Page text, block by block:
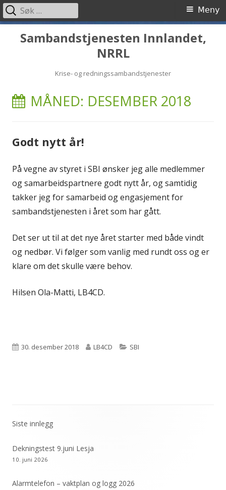
Sambandstjenesten Innlandet,
NRRL
Krise- og redningssambandstjenester
Primærmeny Meny
Søk
etter:
MÅNED: DESEMBER 2018
Godt nytt år!
På vegne av styret i SBI ønsker jeg alle medlemmer
og samarbeidspartnere godt nytt år, og samtidig
takker jeg for samarbeid og engasjement for
sambandstjenesten i året som har gått.
Det ser ut til at det nye året starter med både vindt
og nedbør. Vi følger som vanlig med rundt oss og er
klare om det skulle være behov.
Hilsen Ola-Matti, LB4CD.
Publisert
30. desember 2018 Forfatter
LB4CD Kategorier
SBI
Primær
sidekolonne
Siste innlegg
Dekningstest 9.juni Lesja
10. juni 2026
Alarmtelefon – vaktplan og logg 2026